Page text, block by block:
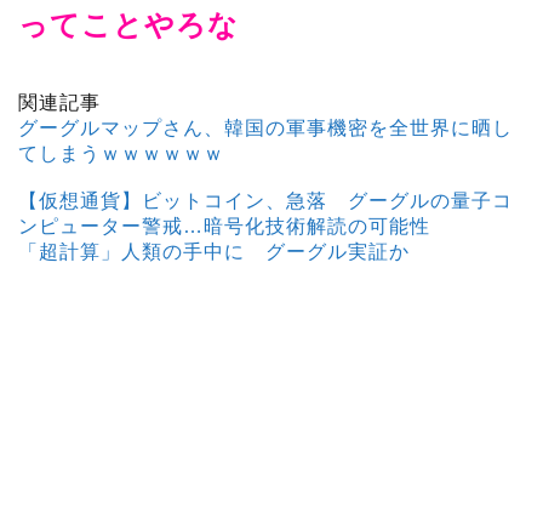
ってことやろな
関連記事
グーグルマップさん、韓国の軍事機密を全世界に晒し
てしまうｗｗｗｗｗｗ
【仮想通貨】ビットコイン、急落 グーグルの量子コ
ンピューター警戒…暗号化技術解読の可能性
「超計算」人類の手中に グーグル実証か